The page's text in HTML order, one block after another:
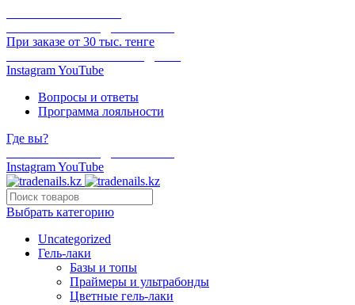
При заказе от 30 тыс. тенге
InstagramYouTube
Вопросы и ответы
Программа лояльности
Где вы?
InstagramYouTube
Выбрать категорию
Uncategorized
Гель-лаки
Базы и топы
Праймеры и ультрабонды
Цветные гель-лаки